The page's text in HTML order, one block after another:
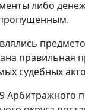
либо
пропущенным.
правильная
судебных
Арбитражного